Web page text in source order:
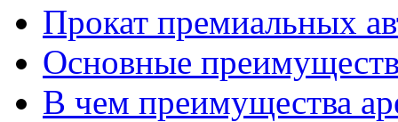
Прокат премиальных
Основные
В чем преимущества